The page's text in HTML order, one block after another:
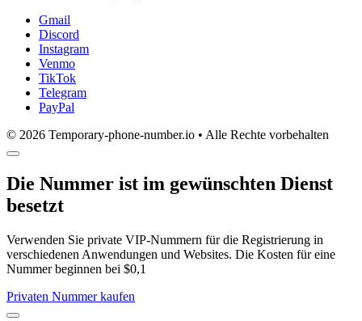
Gmail
Discord
Instagram
Venmo
TikTok
Telegram
PayPal
© 2026 Temporary-phone-number.io • Alle Rechte vorbehalten
Die Nummer ist im gewünschten Dienst
besetzt
Verwenden Sie private VIP-Nummern für die Registrierung in
verschiedenen Anwendungen und Websites. Die Kosten für eine
Nummer beginnen bei $0,1
Privaten Nummer kaufen